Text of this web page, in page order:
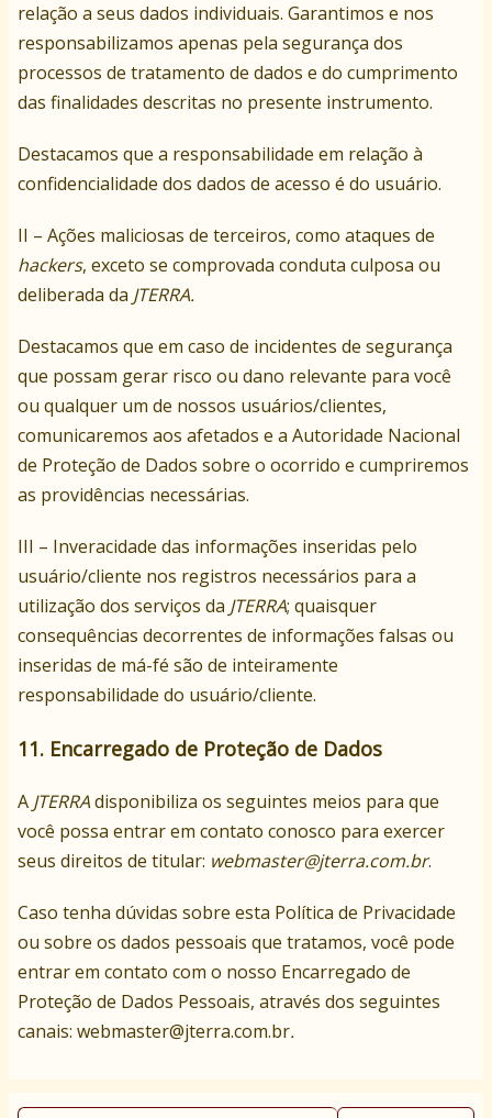
relação a seus dados individuais. Garantimos e nos
responsabilizamos apenas pela segurança dos
processos de tratamento de dados e do cumprimento
das finalidades descritas no presente instrumento.
Destacamos que a responsabilidade em relação à
confidencialidade dos dados de acesso é do usuário.
II – Ações maliciosas de terceiros, como ataques de
hackers, exceto se comprovada conduta culposa ou
deliberada da JTERRA.
Destacamos que em caso de incidentes de segurança
que possam gerar risco ou dano relevante para você
ou qualquer um de nossos usuários/clientes,
comunicaremos aos afetados e a Autoridade Nacional
de Proteção de Dados sobre o ocorrido e cumpriremos
as providências necessárias.
III – Inveracidade das informações inseridas pelo
usuário/cliente nos registros necessários para a
utilização dos serviços da JTERRA; quaisquer
consequências decorrentes de informações falsas ou
inseridas de má-fé são de inteiramente
responsabilidade do usuário/cliente.
11. Encarregado de Proteção de Dados
A JTERRAdisponibiliza os seguintes meios para que
você possa entrar em contato conosco para exercer
seus direitos de titular: webmaster@jterra.com.br.
Caso tenha dúvidas sobre esta Política de Privacidade
ou sobre os dados pessoais que tratamos, você pode
entrar em contato com o nosso Encarregado de
Proteção de Dados Pessoais, através dos seguintes
canais: webmaster@jterra.com.br.